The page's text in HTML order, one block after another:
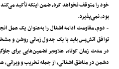
بود، نمی‌پذیرد.
- دوم، مقاومت ادامه اشغال را به‌عنوان یک عمل
توافق آتش‌بس باید با یک جدول زمانی روشن و
در مدت زمان کوتاه، علاوه‌بر تضمین‌هایی برای
دشمن در مناطق اشغالی، از جمله تخریب و ویرانی،